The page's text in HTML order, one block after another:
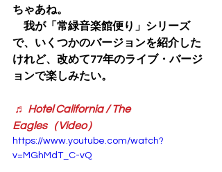
ちゃあね。
我が「常緑音楽館便り」シリーズ
で、いくつかのバージョンを紹介した
けれど、改めて77年のライブ・バージ
ョンで楽しみたい。
♬ Hotel California / The
Eagles（Video）
https://www.youtube.com/watch?
v=MGhMdT_C-vQ